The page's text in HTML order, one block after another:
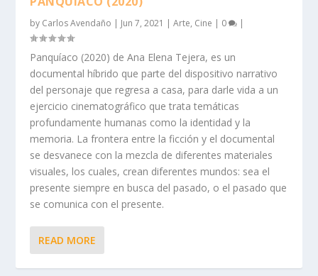
by Carlos Avendaño | Jun 7, 2021 |Arte, Cine | 0 |
Panquíaco (2020) de Ana Elena Tejera, es un
documental híbrido que parte del dispositivo narrativo
del personaje que regresa a casa, para darle vida a un
ejercicio cinematográfico que trata temáticas
profundamente humanas como la identidad y la
memoria. La frontera entre la ficción y el documental
se desvanece con la mezcla de diferentes materiales
visuales, los cuales, crean diferentes mundos: sea el
presente siempre en busca del pasado, o el pasado que
se comunica con el presente.
READ MORE